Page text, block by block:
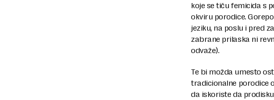
koje se tiču femicida s
okviru porodice.
jeziku, na poslu i pred
zabrane prilaska ni
odvaže).
Te bi možda umesto
tradicionalne porodice
da iskoriste da